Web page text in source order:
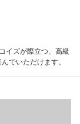
イズが際立つ、高級
でいただけます。